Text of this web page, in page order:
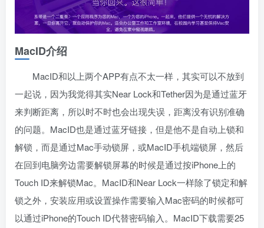
MacID介绍
MacID和以上两个APP有点不太一样，其实可以不放到
一起说，因为我觉得其实Near Lock和Tether因为是通过蓝牙
来判断距离，所以时不时也会出现失误，距离没有识别准确
的问题。MacID也是通过蓝牙链接，但是他不是自动上锁和
解锁，而是通过Mac手动锁屏，或MacID手机端锁屏，然后
在回到电脑旁边需要解锁屏幕的时候是通过按iPhone上的
Touch ID来解锁Mac。MacID和Near Lock一样除了锁定和解
锁之外，安装应用或设置操作需要输入Mac密码的时候都可
以通过iPhone的Touch ID代替密码输入。MacID下载需要25